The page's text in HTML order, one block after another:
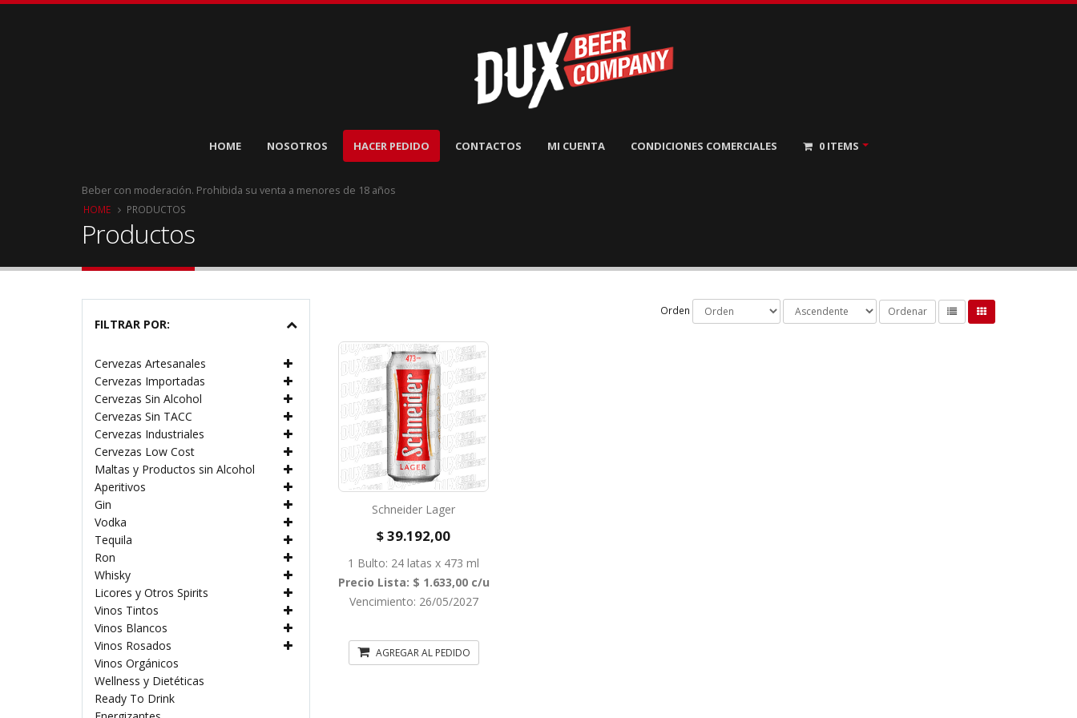
HOME NOSOTROS HACER PEDIDO CONTACTOS MI CUENTA CONDICIONES COMERCIALES 0ITEMS
Beber con moderación. Prohibida su venta a menores de 18 años
HOME PRODUCTOS
Productos
FILTRAR POR:
Cervezas Artesanales
Cervezas Importadas
Cervezas Sin Alcohol
Cervezas Sin TACC
Cervezas Industriales
Cervezas Low Cost
Maltas y Productos sin Alcohol
Aperitivos
Gin
Vodka
Tequila
Ron
Whisky
Licores y Otros Spirits
Vinos Tintos
Vinos Blancos
Vinos Rosados
Vinos Orgánicos
Wellness y Dietéticas
Ready To Drink
Orden Ordenar
Schneider Lager
$ 39.192,00
1 Bulto: 24 latas x 473 ml
Precio Lista: $ 1.633,00 c/u
Vencimiento: 26/05/2027
AGREGAR AL PEDIDO